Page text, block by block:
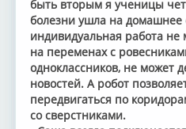
быть вторым я ученицы
болезни ушла на домашнее
индивидуальная работа
на переменах с
одноклассников, не может
новостей. А робот
передвигаться по
со сверстниками.